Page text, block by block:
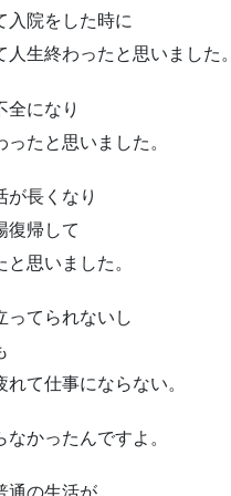
入院をした時に
人生終わったと思いました。
全になり
ったと思いました。
が長くなり
復帰して
と思いました。
ってられないし
て仕事にならない。
かったんですよ。